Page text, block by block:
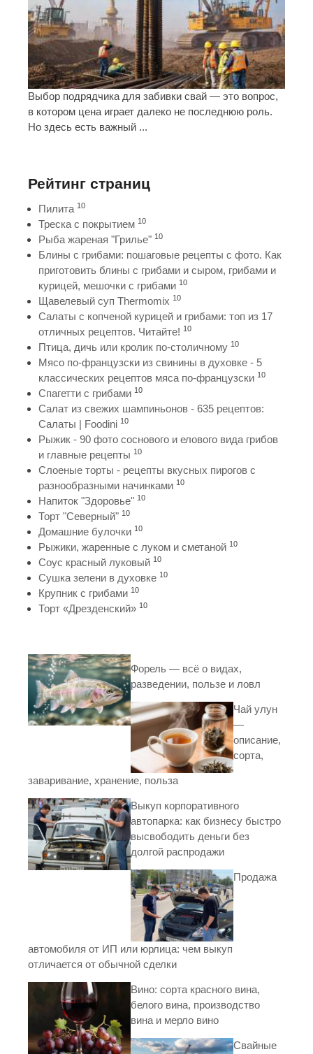
Выбор подрядчика для забивки свай — это вопрос,
в котором цена играет далеко не последнюю роль.
Но здесь есть важный ...
Рейтинг страниц
Пилита 10
Треска с покрытием 10
Рыба жареная "Грилье" 10
Блины с грибами: пошаговые рецепты с фото. Как
приготовить блины с грибами и сыром, грибами и
курицей, мешочки с грибами 10
Щавелевый суп Thermomix 10
Салаты с копченой курицей и грибами: топ из 17
отличных рецептов. Читайте! 10
Птица, дичь или кролик по-столичному 10
Мясо по-французски из свинины в духовке - 5
классических рецептов мяса по-французски 10
Спагетти с грибами 10
Салат из свежих шампиньонов - 635 рецептов:
Салаты | Foodini 10
Рыжик - 90 фото соснового и елового вида грибов
и главные рецепты 10
Слоеные торты - рецепты вкусных пирогов с
разнообразными начинками 10
Напиток "Здоровье" 10
Торт "Северный" 10
Домашние булочки 10
Рыжики, жаренные с луком и сметаной 10
Соус красный луковый 10
Сушка зелени в духовке 10
Крупник с грибами 10
Торт «Дрезденский» 10
Форель — всё о видах,
разведении, пользе и ловл
Чай улун
—
описание,
сорта,
заваривание, хранение, польза
Выкуп корпоративного
автопарка: как бизнесу быстро
высвободить деньги без
долгой распродажи
Продажа
автомобиля от ИП или юрлица: чем выкуп
отличается от обычной сделки
Вино: сорта красного вина,
белого вина, производство
вина и мерло вино
Свайные